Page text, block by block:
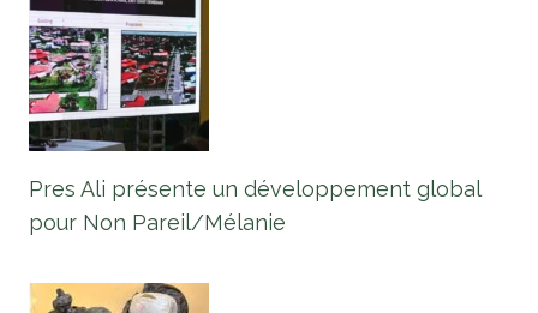
Pres Ali présente un développement global
pour Non Pareil/Mélanie